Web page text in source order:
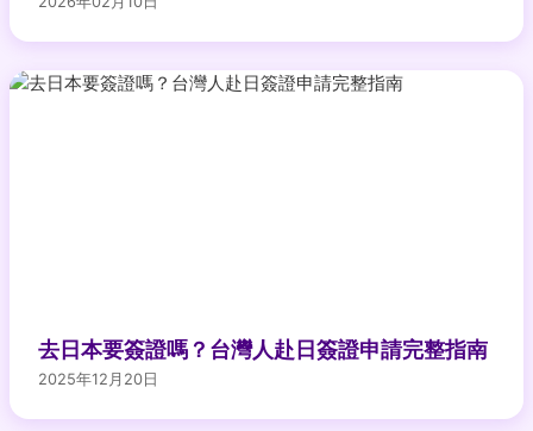
去日本要簽證嗎？台灣人赴日簽證申請完整指南
2025年12月20日